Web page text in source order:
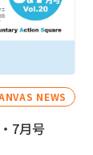
NEWS
7月号